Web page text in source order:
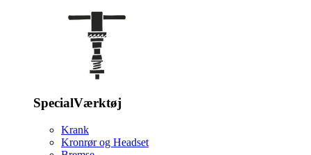
SpecialVærktøj
Krank
Kronrør og Headset